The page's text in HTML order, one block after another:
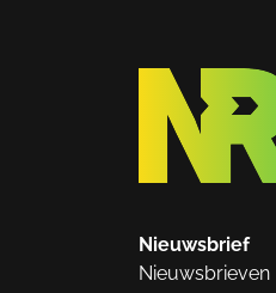
Nieuwsbrief
Nieuwsbrieven